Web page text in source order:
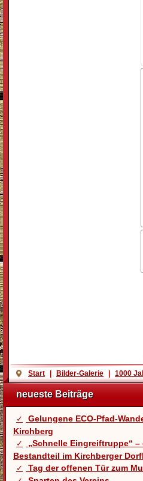
Start Bilder-Galerie 1000
neueste Beiträge
Gelungene ECO-Pfad-
Kirchberg
„Schnelle Eingreiftruppe“ –
Bestandteil im Kirchberger
Tag der offenen Tür zum